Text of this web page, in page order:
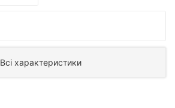
Всі характеристики